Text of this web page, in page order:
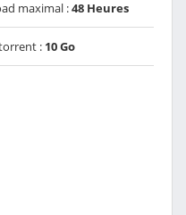
maximal :48 Heures
: 10 Go